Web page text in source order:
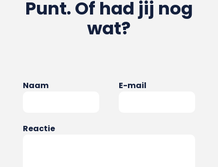
Punt. Of had jij nog
wat?
Naam E-mail
Reactie